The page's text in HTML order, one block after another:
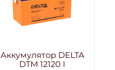
Аккумулятор DELTA
DTM 12120 I